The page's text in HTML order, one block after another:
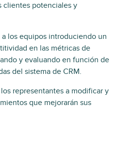
clientes potenciales y
a los equipos introduciendo un
en las métricas de
y evaluando en función de
del sistema de CRM.
representantes a modificar y
que mejorarán sus